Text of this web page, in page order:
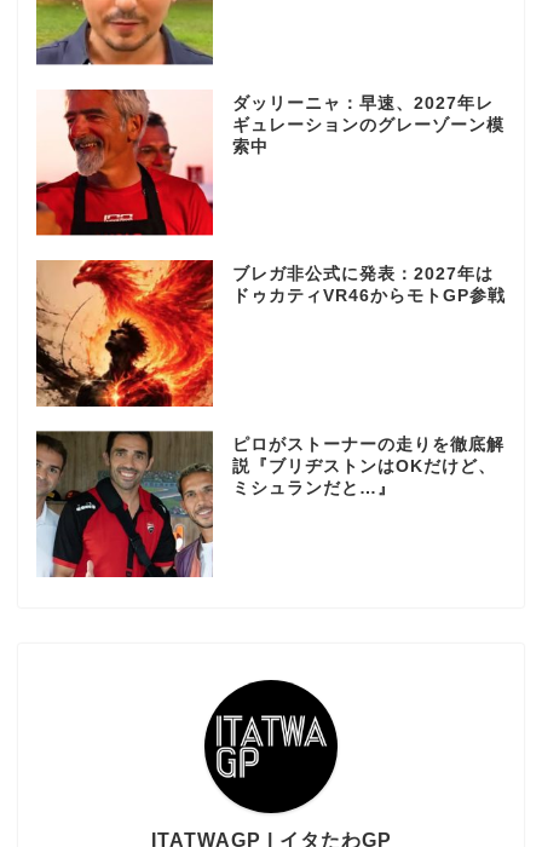
ダッリーニャ：早速、2027年レ
ギュレーションのグレーゾーン模
索中
ブレガ非公式に発表：2027年は
ドゥカティVR46からモトGP参戦
ピロがストーナーの走りを徹底解
説『ブリヂストンはOKだけど、
ミシュランだと…』
ITATWAGP | イタたわGP